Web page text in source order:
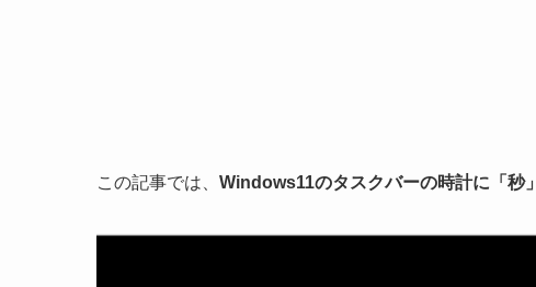
この記事では、 Windows11のタスクバーの時計に「秒